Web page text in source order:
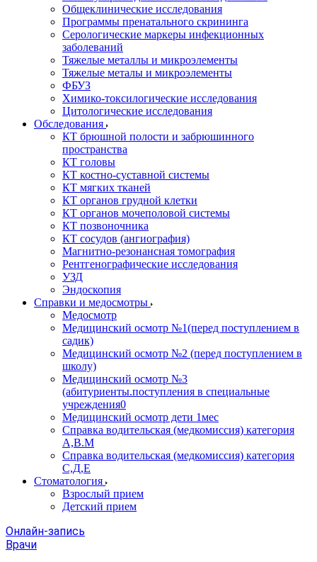
Общеклинические исследования
Программы пренатального скрининга
Серологические маркеры инфекционных
заболеваний
Тяжелые металлы и микроэлементы
Тяжелые металы и микроэлементы
ФБУЗ
Химико-токсилогические исследования
Цитологические исследования
Обследования
КТ брюшной полости и забрюшинного
пространства
КТ головы
КТ костно-суставной системы
КТ мягких тканей
КТ органов грудной клетки
КТ органов мочеполовой системы
КТ позвоночника
КТ сосудов (ангиография)
Магнитно-резонансная томография
Рентгенографические исследования
УЗД
Эндоскопия
Справки и медосмотры
Медосмотр
Медицинский осмотр №1(перед поступлением в
садик)
Медицинский осмотр №2 (перед поступлением в
школу)
Медицинский осмотр №3
(абитуриенты.поступления в специальные
учреждения0
Медицинский осмотр дети 1мес
Справка водительская (медкомиссия) категория
А,В.М
Справка водительская (медкомиссия) категория
С,Д,Е
Стоматология
Взрослый прием
Детский прием
Онлайн-запись
Врачи